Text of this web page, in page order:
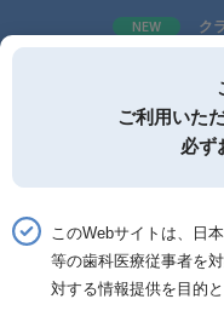
NEW ク
詳細検索
ご利用いた
必ず
このWebサイトは、日
等の歯科医療従事者を
対する情報提供を目的